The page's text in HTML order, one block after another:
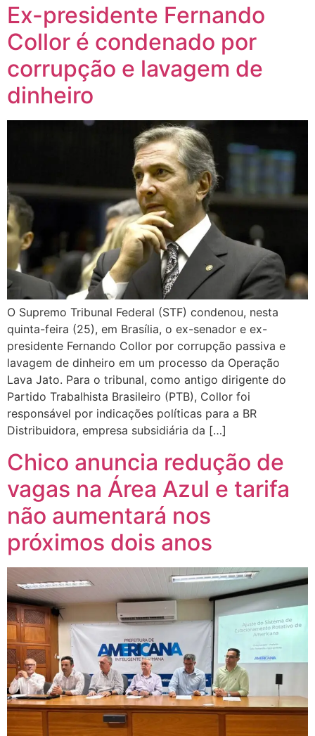
Ex-presidente Fernando
Collor é condenado por
corrupção e lavagem de
dinheiro
O Supremo Tribunal Federal (STF) condenou, nesta
quinta-feira (25), em Brasília, o ex-senador e ex-
presidente Fernando Collor por corrupção passiva e
lavagem de dinheiro em um processo da Operação
Lava Jato. Para o tribunal, como antigo dirigente do
Partido Trabalhista Brasileiro (PTB), Collor foi
responsável por indicações políticas para a BR
Distribuidora, empresa subsidiária da […]
Chico anuncia redução de
vagas na Área Azul e tarifa
não aumentará nos
próximos dois anos